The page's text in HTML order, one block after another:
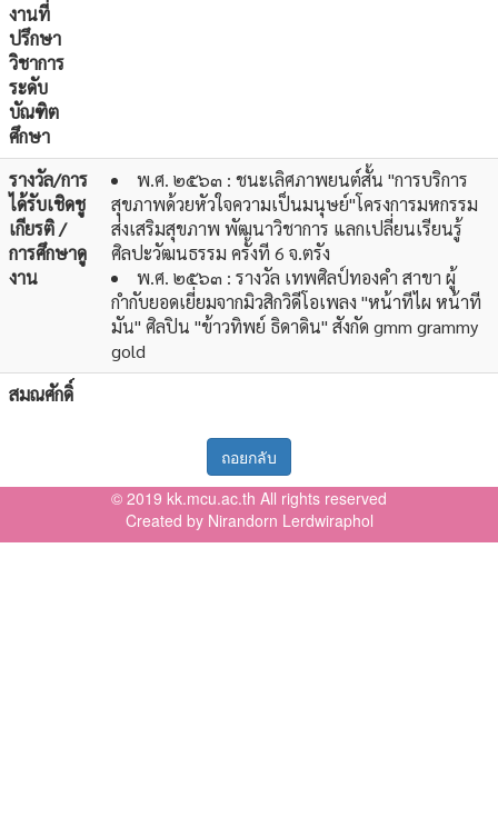
งานที่
ปรึกษา
วิชาการ
ระดับ
บัณฑิต
ศึกษา
รางวัล/การ
ได้รับเชิดชู
เกียรติ /
การศึกษาดู
งาน
พ.ศ. ๒๕๖๓ : ชนะเลิศภาพยนต์สั้น "การบริการ
สุขภาพด้วยหัวใจความเป็นมนุษย์"โครงการมหกรรม
ส่งเสริมสุขภาพ พัฒนาวิชาการ แลกเปลี่ยนเรียนรู้
ศิลปะวัฒนธรรม ครั้งที 6 จ.ตรัง
พ.ศ. ๒๕๖๓ : รางวัล เทพศิลป์ทองคำ สาขา ผู้
กำกับยอดเยี่ยมจากมิวสิกวิดีโอเพลง "หน้าทีไผ หน้าที
มัน" ศิลปิน "ข้าวทิพย์ ธิดาดิน" สังกัด gmm grammy
gold
สมณศักดิ์
ถอยกลับ
© 2019 kk.mcu.ac.th All rights reserved
Created by Nirandorn Lerdwiraphol